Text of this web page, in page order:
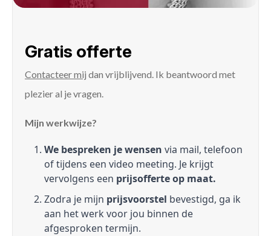
Gratis offerte
Contacteer mij dan vrijblijvend. Ik beantwoord met
plezier al je vragen.
Mijn werkwijze?
We bespreken je wensen via mail, telefoon
of tijdens een video meeting. Je krijgt
vervolgens een prijsofferte op maat.
Zodra je mijn prijsvoorstel bevestigd, ga ik
aan het werk voor jou binnen de
afgesproken termijn.